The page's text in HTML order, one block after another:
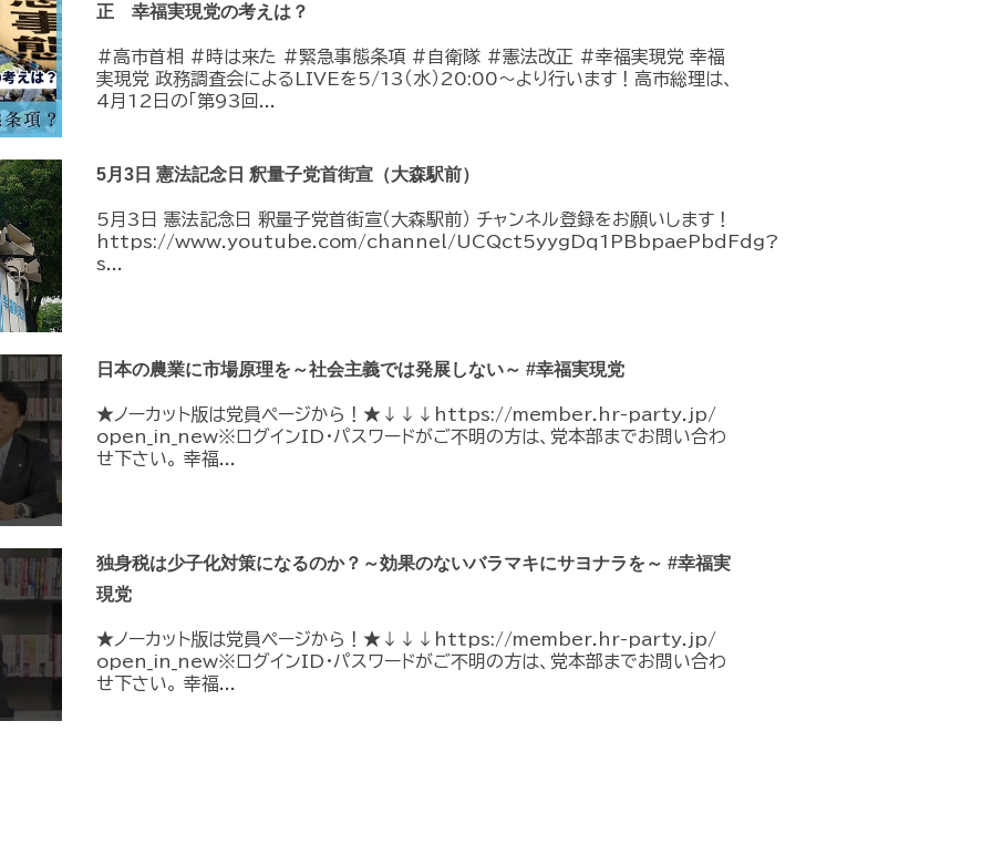
正 幸福実現党の考えは？
#高市首相 #時は来た #緊急事態条項 #自衛隊 #憲法改正 #幸福実現党 幸福
実現党 政務調査会によるLIVEを5/13（水）20:00〜より行います！高市総理は、
4月12日の「第93回...
5月3日 憲法記念日 釈量子党首街宣（大森駅前）
5月3日 憲法記念日 釈量子党首街宣（大森駅前） チャンネル登録をお願いします！
https://www.youtube.com/channel/UCQct5yygDq1PBbpaePbdFdg?
s...
日本の農業に市場原理を～社会主義では発展しない～ #幸福実現党
★ノーカット版は党員ページから！★↓↓↓https://member.hr-party.jp/
open_in_new※ログインID・パスワードがご不明の方は、党本部までお問い合わ
せ下さい。 幸福...
独身税は少子化対策になるのか？～効果のないバラマキにサヨナラを～ #幸福実
現党
★ノーカット版は党員ページから！★↓↓↓https://member.hr-party.jp/
open_in_new※ログインID・パスワードがご不明の方は、党本部までお問い合わ
せ下さい。 幸福...